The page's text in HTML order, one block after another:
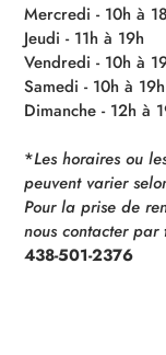
Mercredi - 10h à
Jeudi - 11h à 19h
Vendredi - 10h à
Samedi - 10h à 19h
Dimanche - 12h à
*Les horaires ou
peuvent varier
Pour la prise de
nous contacter par
438-501-2376